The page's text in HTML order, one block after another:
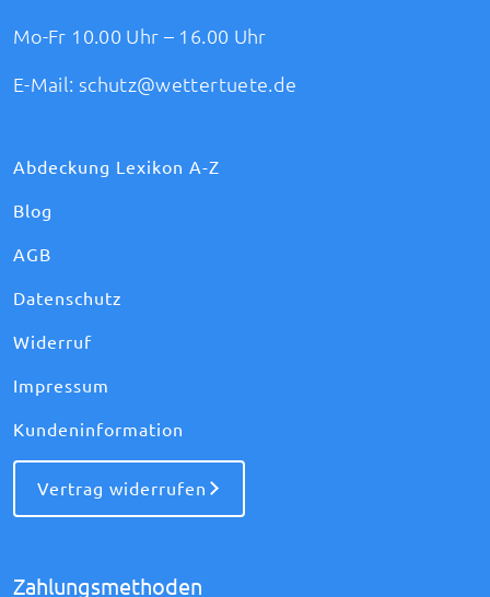
Mo-Fr 10.00 Uhr – 16.00 Uhr
E-Mail: schutz@wettertuete.de
Abdeckung Lexikon A-Z
Blog
AGB
Datenschutz
Widerruf
Impressum
Kundeninformation
Vertrag widerrufen
Zahlungsmethoden